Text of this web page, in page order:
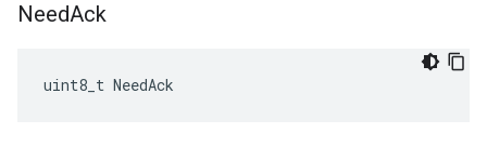
NeedAck
uint8_t NeedAck